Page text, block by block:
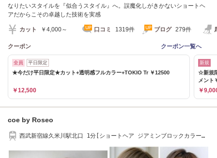
なりたいスタイルを『似合うスタイル』へ。誤魔化しがきかないショートヘ
アだからこその卓越した技術を実感
カット ￥4,000～ 口コミ 1319件 ブログ 279件
クーポン クーポン一覧へ
全員 平日限定
★今だけ平日限定★カット+透明感フルカラー+TOKIO Tr ￥12500
￥12,500
新規
☆新規
メント
￥
coe by Roseo
西武新宿線久米川駅北口 1分[ショートヘア ジアミンブロックカラー